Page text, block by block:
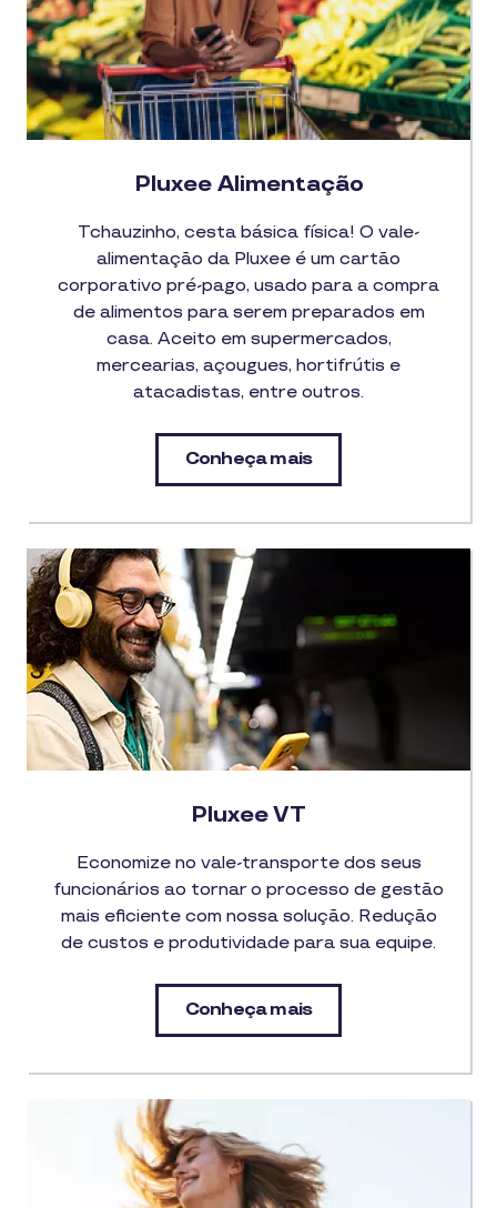
Pluxee Alimentação
Tchauzinho, cesta básica física! O vale-
alimentação da Pluxee é um cartão
corporativo pré-pago, usado para a compra
de alimentos para serem preparados em
casa. Aceito em supermercados,
mercearias, açougues, hortifrútis e
atacadistas, entre outros.
Conheça mais
Pluxee VT
Economize no vale-transporte dos seus
funcionários ao tornar o processo de gestão
mais eficiente com nossa solução. Redução
de custos e produtividade para sua equipe.
Conheça mais